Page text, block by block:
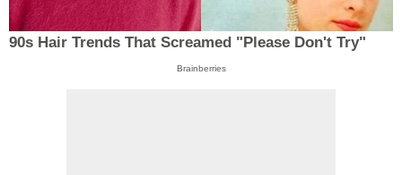
90s Hair Trends That Screamed "Please Don't Try"
Brainberries